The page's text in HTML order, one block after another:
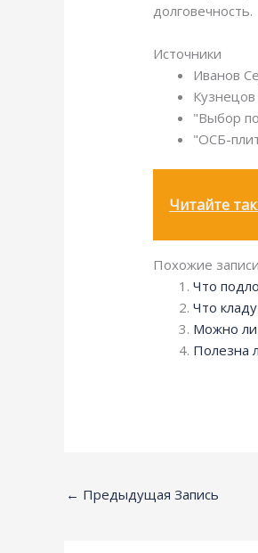
долговечность.
Источники
Иванов
"Выбор
"ОСБ-
Читайте
Похожие
Что
Что
Можно ли
Полезна
← Предыдущая Запись